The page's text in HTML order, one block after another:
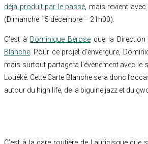
déjà produit par le passé , mais revient
(Dimanche 15 décembre – 21h00).
C’est à Dominique Bérose que la
Blanche . Pour ce projet d’envergure,
mais surtout partagera l’évènement avec
Louéké. Cette Carte Blanche sera donc
autour du high life, de la biguine jazz et du
C’est à la gare routière de Lauricisque que